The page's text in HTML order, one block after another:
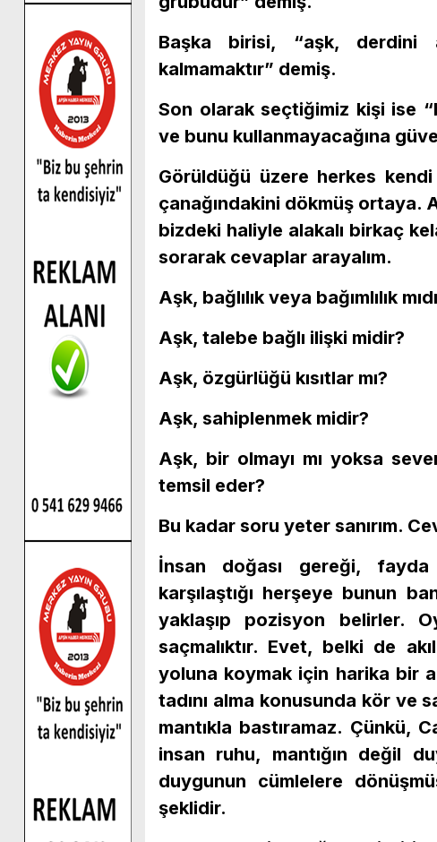
Başka birisi, “aşk, derdini
kalmamaktır” demiş.
Son olarak seçtiğimiz kişi ise
ve bunu kullanmayacağına
Görüldüğü üzere herkes kendi
çanağındakini dökmüş ortaya.
bizdeki haliyle alakalı birkaç
sorarak cevaplar arayalım.
Aşk, bağlılık veya bağımlılık
Aşk, talebe bağlı ilişki midir?
Aşk, özgürlüğü kısıtlar mı?
Aşk, sahiplenmek midir?
Aşk, bir olmayı mı yoksa
temsil eder?
Bu kadar soru yeter sanırım.
İnsan doğası gereği,
karşılaştığı herşeye bunun
yaklaşıp pozisyon belirler.
saçmalıktır. Evet, belki de
yoluna koymak için harika bir
tadını alma konusunda kör ve
mantıkla bastıramaz. Çünkü,
insan ruhu, mantığın değil
duygunun cümlelere
şeklidir.